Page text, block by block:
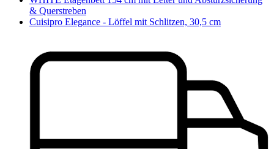
& Querstreben
Cuisipro Elegance - Löffel mit Schlitzen, 30,5 cm